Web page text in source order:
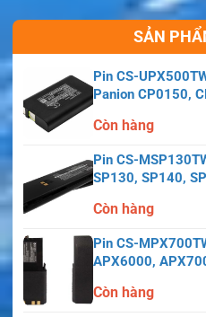
SẢN
Pin CS-
Panion CP0150,
Còn hàng
Pin CS-
SP130, SP140,
Còn hàng
Pin CS-
APX6000,
Còn hàng